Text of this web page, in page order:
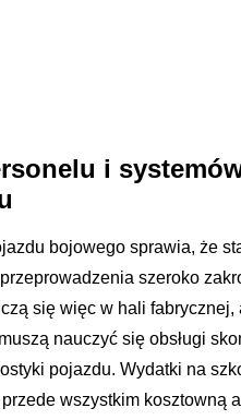
i
bojowego sprawia, że
szeroko
się więc w hali
nauczyć się obsługi
pojazdu. Wydatki na
wszystkim kosztowną